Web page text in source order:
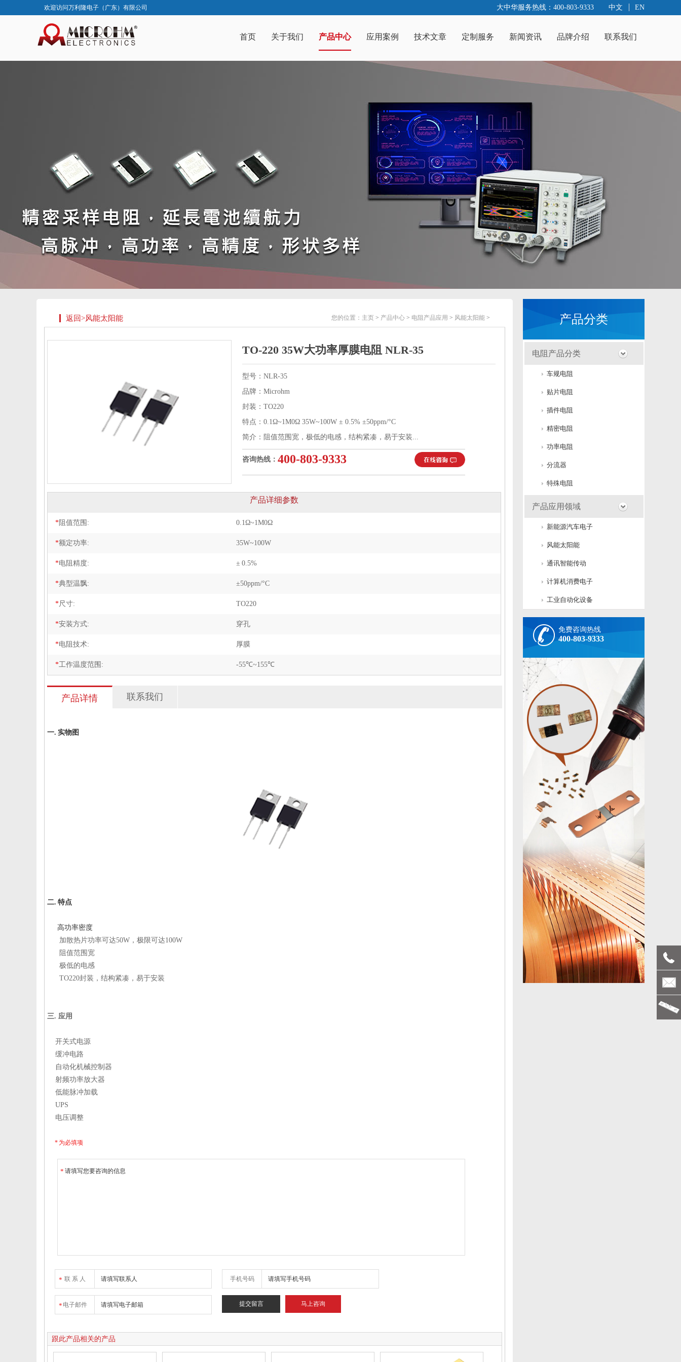
大中华服务热线：400-803-9333 中文 EN
欢迎访问万利隆电子（广东）有限公司
首页 关于我们 产品中心 应用案例 技术文章 定制服务 新闻资讯 品牌介绍 联系我们
产品分类
电阻产品分类
车规电阻
贴片电阻
插件电阻
精密电阻
功率电阻
分流器
特殊电阻
产品应用领域
新能源汽车电子
风能太阳能
通讯智能传动
计算机消费电子
工业自动化设备
免费咨询热线
400-803-9333
返回>风能太阳能 您的位置： 主页 > 产品中心 > 电阻产品应用 > 风能太阳能 >
TO-220 35W大功率厚膜电阻 NLR-35
型号：NLR-35
品牌：Microhm
封装：TO220
特点：0.1Ω~1M0Ω 35W~100W ± 0.5% ±50ppm/°C
简介：阻值范围宽，极低的电感，结构紧凑，易于安装...
咨询热线： 400-803-9333
产品详细参数
*阻值范围: 0.1Ω~1M0Ω
*额定功率: 35W~100W
*电阻精度: ± 0.5%
*典型温飘: ±50ppm/°C
*尺寸: TO220
*安装方式: 穿孔
*电阻技术: 厚膜
*工作温度范围: -55℃~155℃
产品详情 联系我们
一. 实物图
二. 特点
高功率密度
加散热片功率可达50W，极限可达100W
阻值范围宽
极低的电感
TO220封装，结构紧凑，易于安装
三. 应用
开关式电源
缓冲电路
自动化机械控制器
射频功率放大器
低能脉冲加载
UPS
电压调整
* 为必填项
*
* 联 系 人 手机号码
* 电子邮件 马上咨询
跟此产品相关的产品